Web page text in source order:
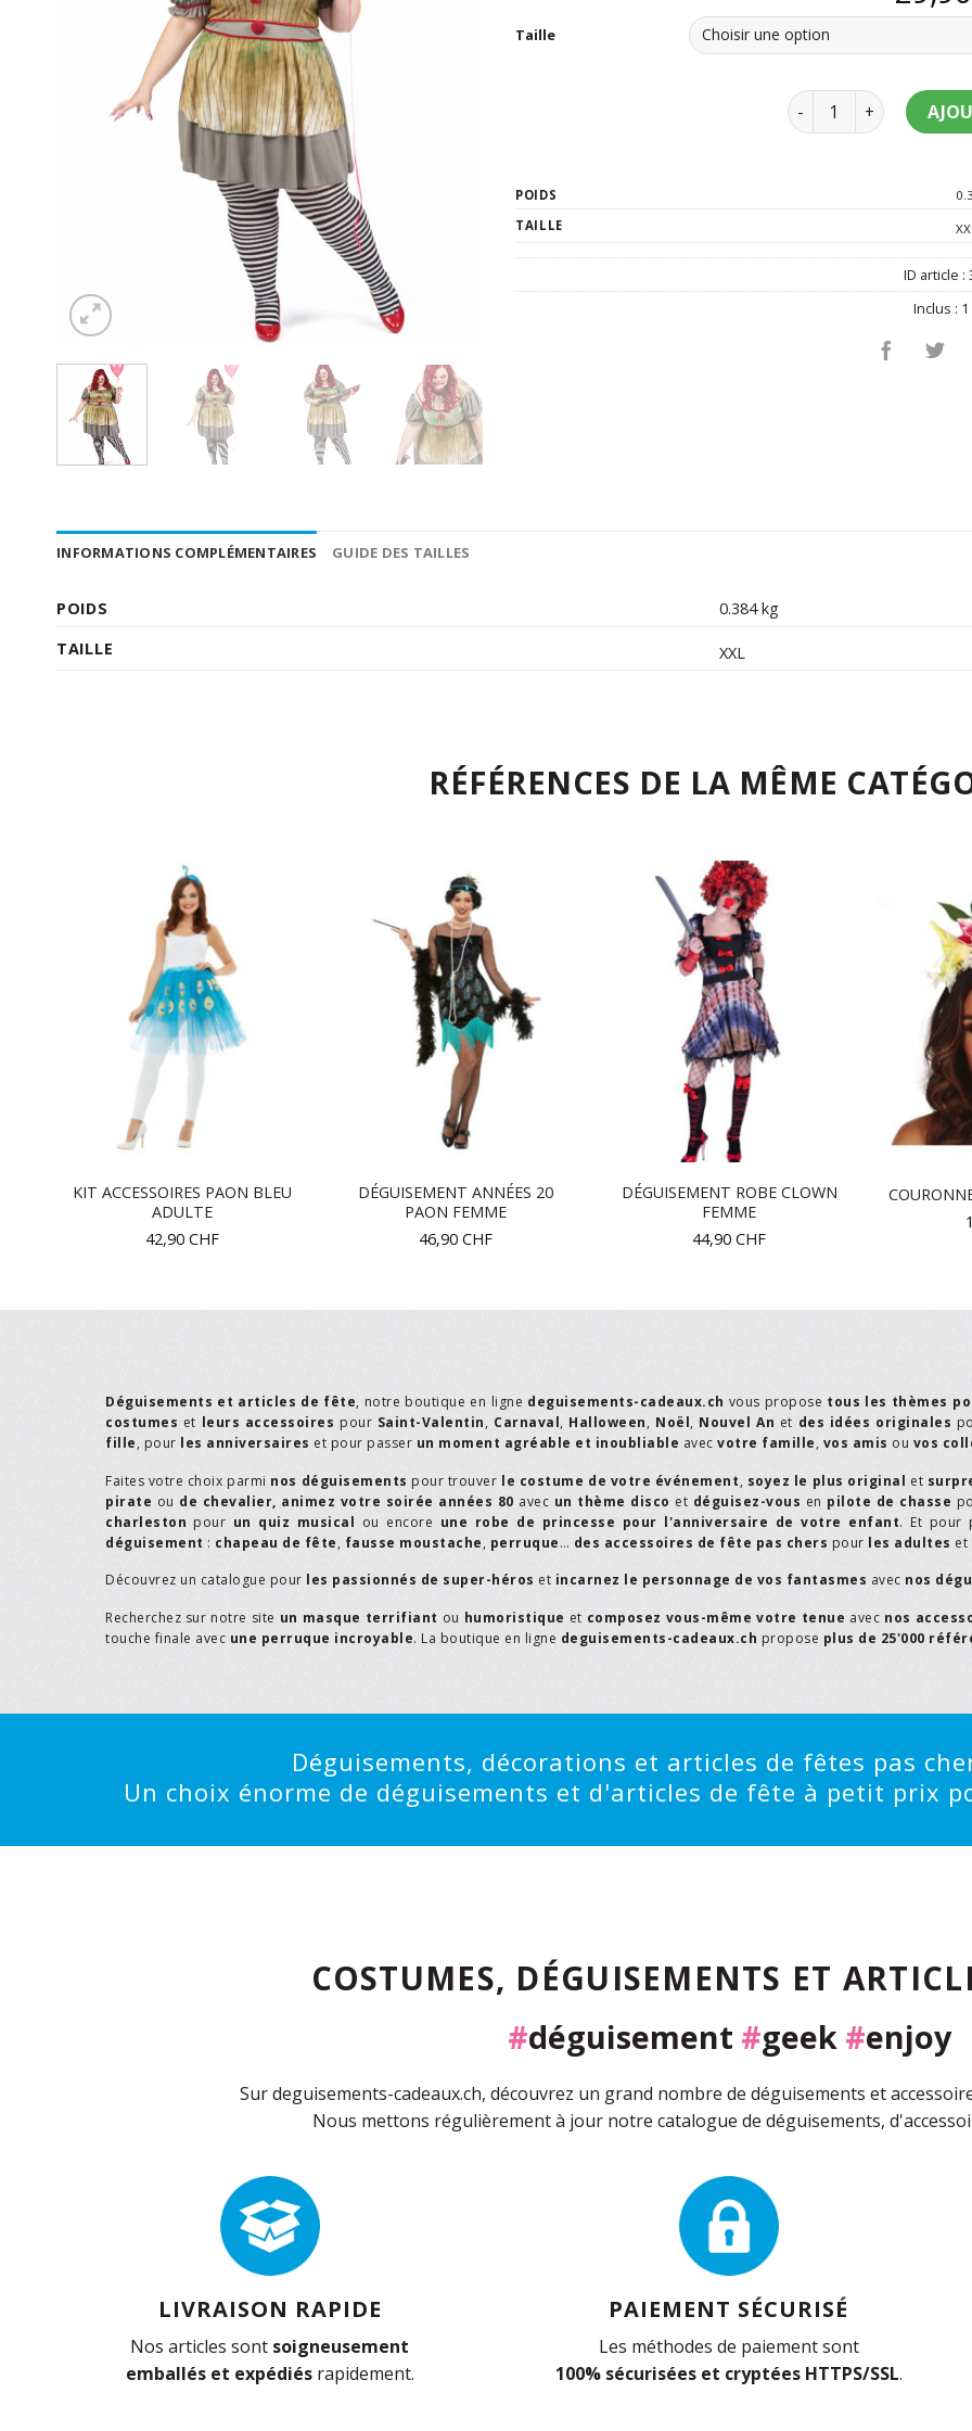
Taille
quantité de
POIDS
TAILLE
ID article :
Inclus :
INFORMATIONS COMPLÉMENTAIRES GUIDE DES TAILLES
POIDS
0.384 kg
TAILLE
XXL
RÉFÉRENCES DE LA MÊME
KIT ACCESSOIRES PAON BLEU
ADULTE
42,90 CHF
DÉGUISEMENT ANNÉES 20
PAON FEMME
46,90 CHF
DÉGUISEMENT ROBE CLOWN
FEMME
44,90 CHF
Déguisements et articles de fête, notre boutique en ligne deguisements-cadeaux.ch vous propose tous les thèmes
costumes et leurs accessoires pour Saint-Valentin, Carnaval, Halloween, Noël, Nouvel An et des idées originales
fille, pour les anniversaires et pour passer un moment agréable et inoubliable avec votre famille, vos amis ou vos
Faites votre choix parmi nos déguisements pour trouver le costume de votre événement, soyez le plus original et
pirate ou de chevalier, animez votre soirée années 80 avec un thème disco et déguisez-vous en pilote de chasse
charleston pour un quiz musical ou encore une robe de princesse pour l'anniversaire de votre enfant. Et pour
déguisement : chapeau de fête, fausse moustache, perruque… des accessoires de fête pas chers pour les adultes et
Découvrez un catalogue pour les passionnés de super-héros et incarnez le personnage de vos fantasmes avec nos
Recherchez sur notre site un masque terrifiant ou humoristique et composez vous-même votre tenue avec nos
touche finale avec une perruque incroyable. La boutique en ligne deguisements-cadeaux.ch propose plus de 25'000
Déguisements, décorations et articles de fêtes pas
Un choix énorme de déguisements et d'articles de fête à petit prix
COSTUMES, DÉGUISEMENTS ET
#déguisement #geek #enjoy
Sur deguisements-cadeaux.ch, découvrez un grand nombre de déguisements et
Nous mettons régulièrement à jour notre catalogue de déguisements,
LIVRAISON RAPIDE
Nos articles sont soigneusement
emballés et expédiésrapidement.
PAIEMENT SÉCURISÉ
Les méthodes de paiement sont
100% sécurisées et cryptées HTTPS/SSL.